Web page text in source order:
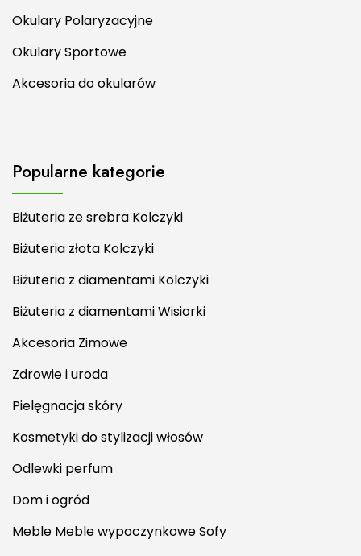
Okulary Polaryzacyjne
Okulary Sportowe
Akcesoria do okularów
Popularne kategorie
Biżuteria ze srebra Kolczyki
Biżuteria złota Kolczyki
Biżuteria z diamentami Kolczyki
Biżuteria z diamentami Wisiorki
Akcesoria Zimowe
Zdrowie i uroda
Pielęgnacja skóry
Kosmetyki do stylizacji włosów
Odlewki perfum
Dom i ogród
Meble Meble wypoczynkowe Sofy